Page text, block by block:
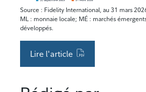
Source : Fidelity International, au 31 mars
ML : monnaie locale; MÉ : marchés
développés.
Lire l'article